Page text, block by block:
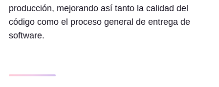
producción, mejorando así tanto la calidad del
código como el proceso general de entrega de
software.